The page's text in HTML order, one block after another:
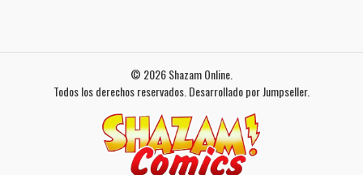
© 2026 Shazam Online.
Todos los derechos reservados.Desarrollado por Jumpseller.